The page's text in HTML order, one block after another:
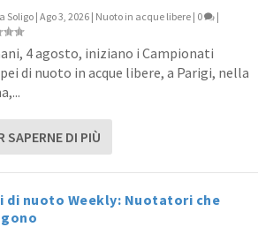
Soligo| Ago 3, 2026 | Nuoto in acque libere | 0 |
4 agosto, iniziano i Campionati
di nuoto in acque libere, a Parigi, nella
SAPERNE DI PIÙ
di nuoto Weekly: Nuotatori che